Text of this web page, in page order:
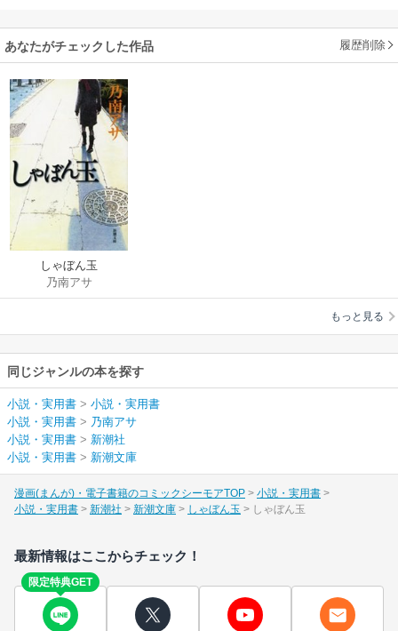
あなたがチェックした作品 履歴削除
しゃぼん玉
乃南アサ
もっと見る
同じジャンルの本を探す
小説・実用書 > 小説・実用書
小説・実用書 > 乃南アサ
小説・実用書 > 新潮社
小説・実用書 > 新潮文庫
漫画(まんが)・電子書籍のコミックシーモアTOP
小説・実用書
小説・実用書
新潮社 新潮文庫 しゃぼん玉 しゃぼん玉
最新情報はここからチェック！
限定特典GET